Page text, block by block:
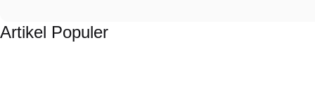
Artikel Populer